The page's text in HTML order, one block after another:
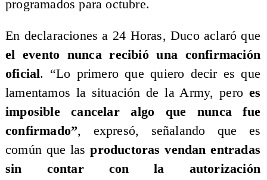
programados para octubre.
En declaraciones a 24 Horas, Duco aclaró que
el evento nunca recibió una confirmación
oficial. “Lo primero que quiero decir es que
lamentamos la situación de la Army, pero es
imposible cancelar algo que nunca fue
confirmado”, expresó, señalando que es
común que lasproductoras vendan entradas
sin contar con la autorización